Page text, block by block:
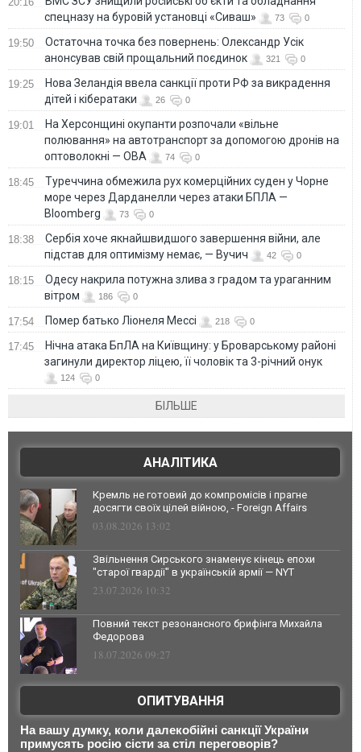
спецназу на буровій установці «Сиваш»
73 0
19:50
Остаточна точка без повернень: Олександр Усік
анонсував свій прощальний поєдинок
321 0
19:25
Нова Зеландія ввела санкції проти РФ за викрадення
дітей і кібератаки
26 0
19:01
На Херсонщині окупанти розпочали «вільне
полювання» на автотранспорт за допомогою дронів на
оптоволокні — ОВА
74 0
18:45
Туреччина обмежила рух комерційних суден у Чорне
море через Дарданелли через атаки БПЛА —
Bloomberg
73 0
18:38
Сербія хоче якнайшвидшого завершення війни, але
підстав для оптимізму немає, — Вучич
42 0
18:15
Одесу накрила потужна злива з градом та ураганним
вітром
186 0
17:54 Помер батько Ліонеля Мессі 218 0
17:45
Нічна атака БпЛА на Київщину: у Броварському районі
загинули директор ліцею, її чоловік та 3-річний онук
124 0
БІЛЬШЕ
АНАЛІТИКА
Кремль не готовий до компромісів і прагне
досягти своїх цілей війною, - Foreign Affairs
03.08.2026 13:02
Звільнення Сирського знаменує кінець епохи
"старої гвардії" в українській армії — NYT
23.07.2026 10:32
Повний текст резонансного брифінга Михайла
Федорова
18.07.2026 09:27
ОПИТУВАННЯ
На вашу думку, коли далекобійні санкції України
примусять росію сісти за стіл переговорів?